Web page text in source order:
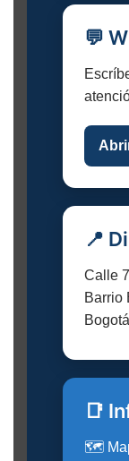
💬
📍
Calle
Barrio
📑
🗺️